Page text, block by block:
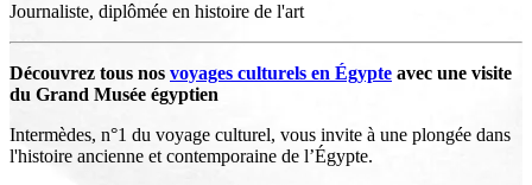
Journaliste, diplômée en histoire de l'art
Découvrez tous nos voyages culturels en Égypte avec une visite
du Grand Musée égyptien
Intermèdes, n°1 du voyage culturel, vous invite à une plongée dans
l'histoire ancienne et contemporaine de l’Égypte.